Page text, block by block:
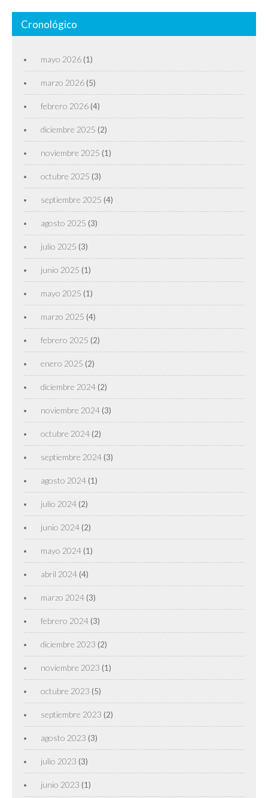
Cronológico
mayo 2026 (1)
marzo 2026 (5)
febrero 2026 (4)
diciembre 2025 (2)
noviembre 2025 (1)
octubre 2025 (3)
septiembre 2025 (4)
agosto 2025 (3)
julio 2025 (3)
junio 2025 (1)
mayo 2025 (1)
marzo 2025 (4)
febrero 2025 (2)
enero 2025 (2)
diciembre 2024 (2)
noviembre 2024 (3)
octubre 2024 (2)
septiembre 2024 (3)
agosto 2024 (1)
julio 2024 (2)
junio 2024 (2)
mayo 2024 (1)
abril 2024 (4)
marzo 2024 (3)
febrero 2024 (3)
diciembre 2023 (2)
noviembre 2023 (1)
octubre 2023 (5)
septiembre 2023 (2)
agosto 2023 (3)
julio 2023 (3)
junio 2023 (1)